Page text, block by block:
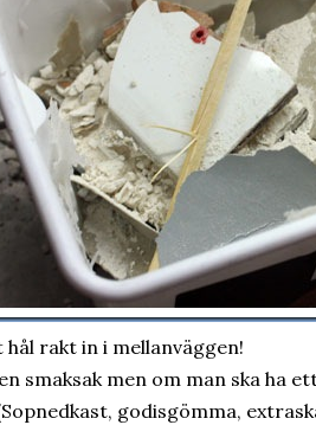
rakt in i mellanväggen!
smaksak men om man ska ha
godisgömma,